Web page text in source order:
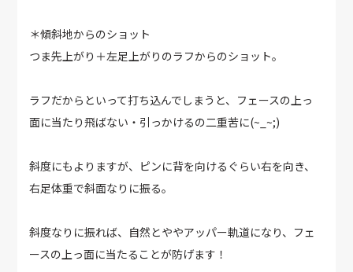
＊傾斜地からのショット
つま先上がり＋左足上がりのラフからのショット。
ラフだからといって打ち込んでしまうと、フェースの上っ
面に当たり飛ばない・引っかけるの二重苦に(~_~;)
斜度にもよりますが、ピンに背を向けるぐらい右を向き、
右足体重で斜面なりに振る。
斜度なりに振れば、自然とややアッパー軌道になり、フェ
ースの上っ面に当たることが防げます！